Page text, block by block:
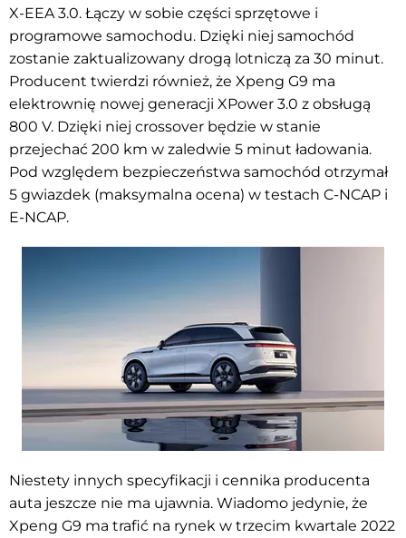
X-EEA 3.0. Łączy w sobie części sprzętowe i
programowe samochodu. Dzięki niej samochód
zostanie zaktualizowany drogą lotniczą za 30 minut.
Producent twierdzi również, że Xpeng G9 ma
elektrownię nowej generacji XPower 3.0 z obsługą
800 V. Dzięki niej crossover będzie w stanie
przejechać 200 km w zaledwie 5 minut ładowania.
Pod względem bezpieczeństwa samochód otrzymał
5 gwiazdek (maksymalna ocena) w testach C-NCAP i
E-NCAP.
Niestety innych specyfikacji i cennika producenta
auta jeszcze nie ma ujawnia. Wiadomo jedynie, że
Xpeng G9 ma trafić na rynek w trzecim kwartale 2022